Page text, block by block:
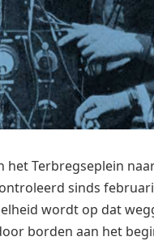
het Terbregseplein
sinds
wordt op dat
borden aan het